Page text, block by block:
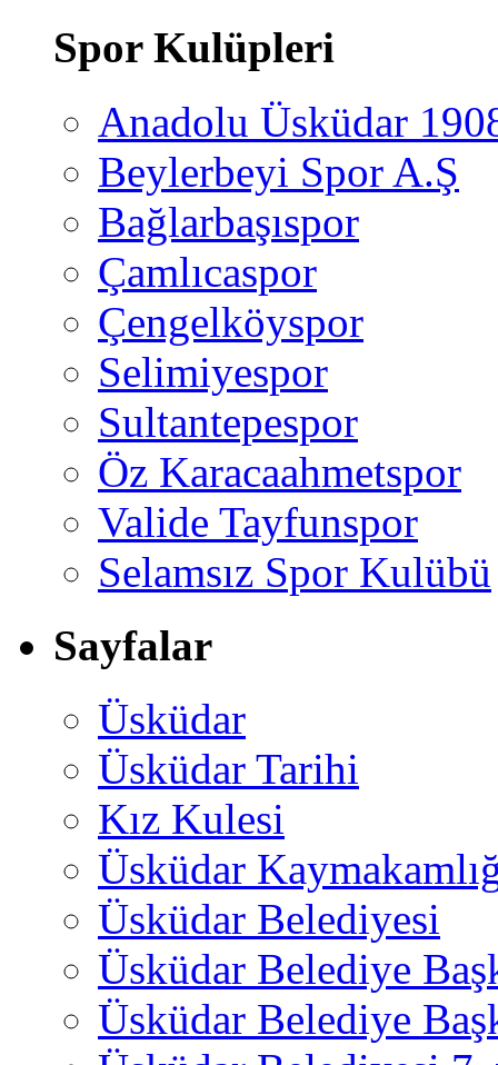
Spor Kulüpleri
Anadolu Üsküdar
Beylerbeyi Spor A.Ş
Bağlarbaşıspor
Çamlıcaspor
Çengelköyspor
Selimiyespor
Sultantepespor
Öz Karacaahmetspor
Valide Tayfunspor
Selamsız Spor Kulübü
Sayfalar
Üsküdar
Üsküdar Tarihi
Kız Kulesi
Üsküdar
Üsküdar Belediyesi
Üsküdar Belediye
Üsküdar Belediye